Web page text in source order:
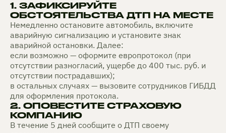
1. ЗАФИКСИРУЙТЕ
ОБСТОЯТЕЛЬСТВА ДТП НА МЕСТЕ
Немедленно остановите автомобиль, включите
аварийную сигнализацию и установите знак
аварийной остановки. Далее:
если возможно — оформите европротокол (при
отсутствии разногласий, ущербе до 400 тыс. руб. и
отсутствии пострадавших);
в остальных случаях — вызовите сотрудников ГИБДД
для оформления протокола.
2. ОПОВЕСТИТЕ СТРАХОВУЮ
КОМПАНИЮ
В течение 5 дней сообщите о ДТП своему